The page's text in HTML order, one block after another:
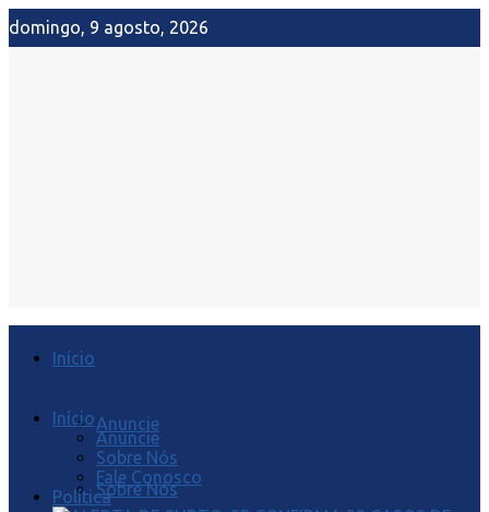
domingo, 9 agosto, 2026
Início
Anuncie
Sobre Nós
Início
Anuncie
Sobre Nós
Fale Conosco
Política